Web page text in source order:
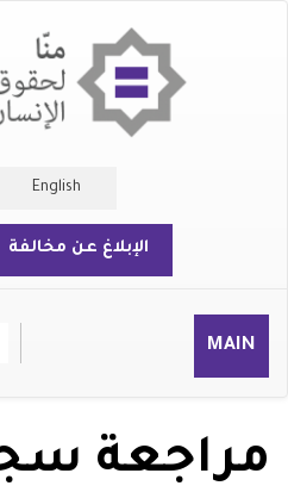
English
الإبلاغ عن مخالفة
MAIN
مراجعة